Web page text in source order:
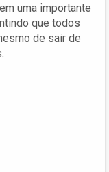
uma importante
que todos
de sair de